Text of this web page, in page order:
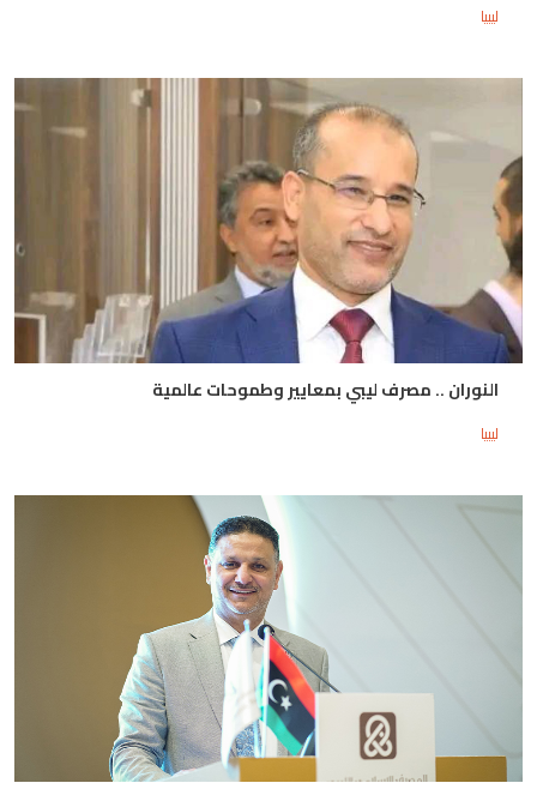
ليبيا
النوران .. مصرف ليبي بمعايير وطموحات عالمية
ليبيا